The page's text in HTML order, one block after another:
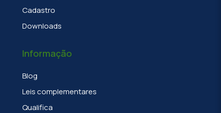
Cadastro
Downloads
Informação
Blog
Leis complementares
Qualifica